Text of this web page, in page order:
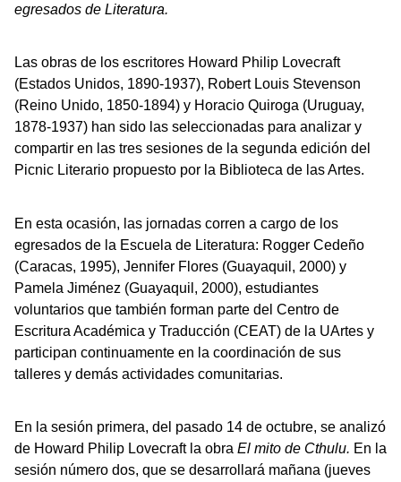
egresados de Literatura.
Las obras de los escritores Howard Philip Lovecraft
(Estados Unidos, 1890-1937), Robert Louis Stevenson
(Reino Unido, 1850-1894) y Horacio Quiroga (Uruguay,
1878-1937) han sido las seleccionadas para analizar y
compartir en las tres sesiones de la segunda edición del
Picnic Literario propuesto por la Biblioteca de las Artes.
En esta ocasión, las jornadas corren a cargo de los
egresados de la Escuela de Literatura: Rogger Cedeño
(Caracas, 1995), Jennifer Flores (Guayaquil, 2000) y
Pamela Jiménez (Guayaquil, 2000), estudiantes
voluntarios que también forman parte del Centro de
Escritura Académica y Traducción (CEAT) de la UArtes y
participan continuamente en la coordinación de sus
talleres y demás actividades comunitarias.
En la sesión primera, del pasado 14 de octubre, se analizó
de Howard Philip Lovecraft la obra El mito de Cthulu. En la
sesión número dos, que se desarrollará mañana (jueves